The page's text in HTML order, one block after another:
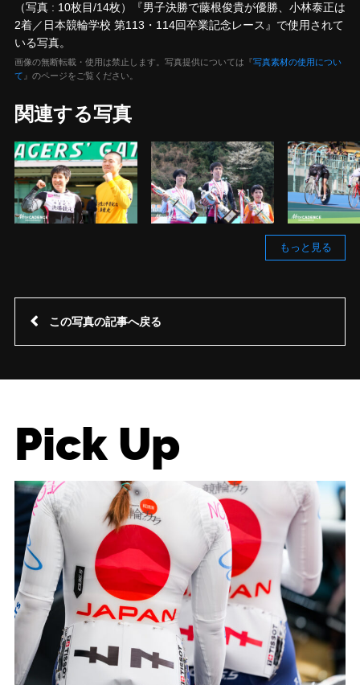
（写真 : 10枚目/14枚）『男子決勝で藤根俊貴が優勝、小林泰正は
2着／日本競輪学校 第113・114回卒業記念レース』で使用されて
いる写真。
画像の無断転載・使用は禁止します。写真提供については『写真素材の使用につい
て 』のページをご覧ください。
関連する写真
もっと見る
この写真の記事へ戻る
Pick Up